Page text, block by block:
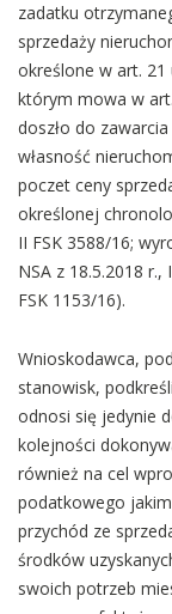
zadatku
sprzedaży
określone w art. 21
którym mowa w
doszło do
własność
poczet ceny
określonej
II FSK 3588/16;
NSA z 18.5.2018 r.,
FSK 1153/16).
Wnioskodawca,
stanowisk,
odnosi się jedynie
kolejności
również na cel
podatkowego
przychód ze
środków
swoich potrzeb